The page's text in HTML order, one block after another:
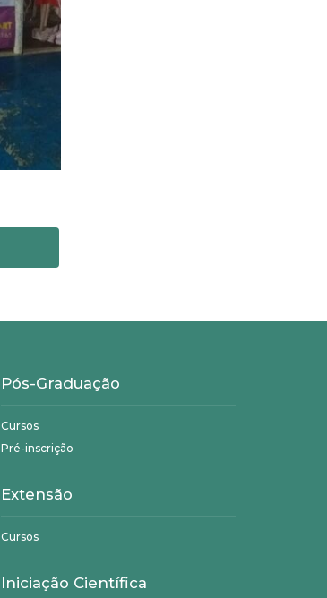
Pós-Graduação
Cursos
Pré-inscrição
Extensão
Cursos
Iniciação Científica